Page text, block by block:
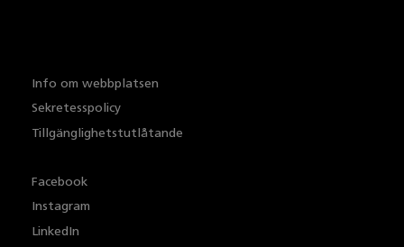
Info om webbplatsen
Sekretesspolicy
Tillgänglighetstutlåtande
Facebook
Instagram
LinkedIn